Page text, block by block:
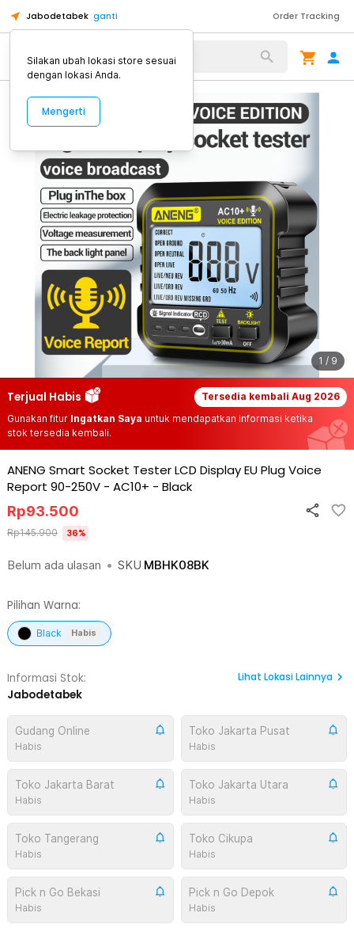
Jabodetabek ganti Order Tracking
Alat Kopi
1 / 9
Terjual Habis Tersedia kembali Aug 2026
Gunakan fitur Ingatkan Saya untuk mendapatkan informasi ketika
stok tersedia kembali.
ANENG Smart Socket Tester LCD Display EU Plug Voice
Report 90-250V - AC10+ - Black
Belum ada ulasan • SKU MBHK08BK
Rp93.500
Rp145.900 36%
Pilihan Warna:
Black Habis
Informasi Stok:
Jabodetabek
Lihat Lokasi Lainnya
Gudang Online
Habis
Toko Jakarta Pusat
Habis
Toko Jakarta Barat
Habis
Toko Jakarta Utara
Habis
Toko Tangerang
Habis
Toko Cikupa
Habis
Pick n Go Bekasi
Habis
Pick n Go Depok
Habis
Silakan ubah lokasi store sesuai
dengan lokasi Anda.
Mengerti